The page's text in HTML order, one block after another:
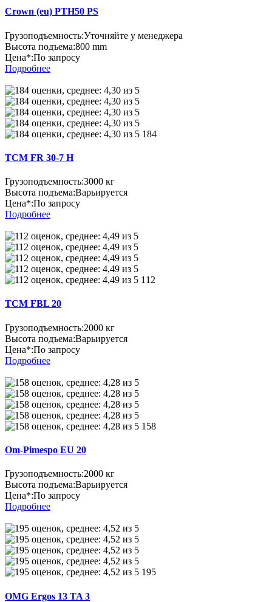
Crown (eu) PTH50 PS
Грузоподъемность:Уточняйте у менеджера
Высота подъема:800 mm
Цена*:По запросу
Подробнее
184
TCM FR 30-7 H
Грузоподъемность:3000 кг
Высота подъема:Варьируется
Цена*:По запросу
Подробнее
112
TCM FBL 20
Грузоподъемность:2000 кг
Высота подъема:Варьируется
Цена*:По запросу
Подробнее
158
Om-Pimespo EU 20
Грузоподъемность:2000 кг
Высота подъема:Варьируется
Цена*:По запросу
Подробнее
195
OMG Ergos 13 TA 3